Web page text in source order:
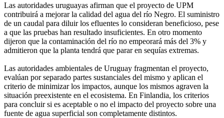
Las autoridades uruguayas afirman que el proyecto de UPM
contribuirá a mejorar la calidad del agua del río Negro. El suministro
de un caudal para diluir los efluentes lo consideran beneficioso, pese
a que las pruebas han resultado insuficientes. En otro momento
dijeron que la contaminación del río no empeorará más del 3% y
admitieron que la planta tendrá que parar en sequías extremas.
Las autoridades ambientales de Uruguay fragmentan el proyecto,
evalúan por separado partes sustanciales del mismo y aplican el
criterio de minimizar los impactos, aunque los mismos agraven la
situación preexistente en el ecosistema. En Finlandia, los criterios
para concluir si es aceptable o no el impacto del proyecto sobre una
fuente de agua superficial son completamente distintos.